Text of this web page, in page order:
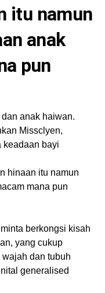
itu namun
anak
pun
anak haiwan.
Missclyen,
keadaan bayi
hinaan itu namun
mana pun
berkongsi kisah
yang cukup
dan tubuh
generalised